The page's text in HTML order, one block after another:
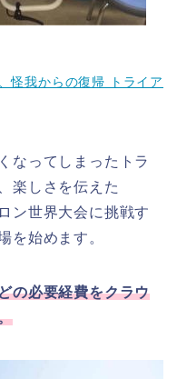
怪我からの復帰 トライア
なってしまったトラ
楽しさを伝えた
ン世界大会に挑戦す
を始めます。
の必要経費をクラウ